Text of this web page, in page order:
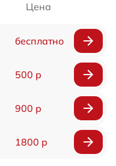
Цена
бесплатно
500 р
900 р
1800 р